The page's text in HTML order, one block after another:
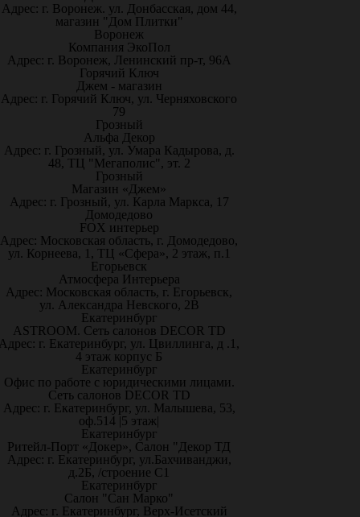
Адрес: г. Воронеж. ул. Донбасская, дом 44,
магазин "Дом Плитки"
Воронеж
Компания ЭкоПол
Адрес: г. Воронеж, Ленинский пр-т, 96А
Горячий Ключ
Джем - магазин
Адрес: г. Горячий Ключ, ул. Черняховского
79
Грозный
Альфа Декор
Адрес: г. Грозный, ул. Умара Кадырова, д.
48, ТЦ "Мегаполис", эт. 2
Грозный
Магазин «Джем»
Адрес: г. Грозный, ул. Карла Маркса, 17
Домодедово
FOX интерьер
Адрес: Московская область, г. Домодедово,
ул. Корнеева, 1, ТЦ «Сфера», 2 этаж, п.1
Егорьевск
Атмосфера Интерьера
Адрес: Московская область, г. Егорьевск,
ул. Александра Невского, 2В
Екатеринбург
ASTROOM. Сеть салонов DECOR TD
г. Екатеринбург, ул. Цвиллинга, д .1,
4 этаж корпус Б
Екатеринбург
Офис по работе с юридическими лицами.
Сеть салонов DECOR TD
Адрес: г. Екатеринбург, ул. Малышева, 53,
оф.514 |5 этаж|
Екатеринбург
Ритейл-Порт «Докер», Салон "Декор ТД
Адрес: г. Екатеринбург, ул.Бахчиванджи,
д.2Б, /строение С1
Екатеринбург
Салон "Сан Марко"
Адрес: г. Екатеринбург, Верх-Исетский